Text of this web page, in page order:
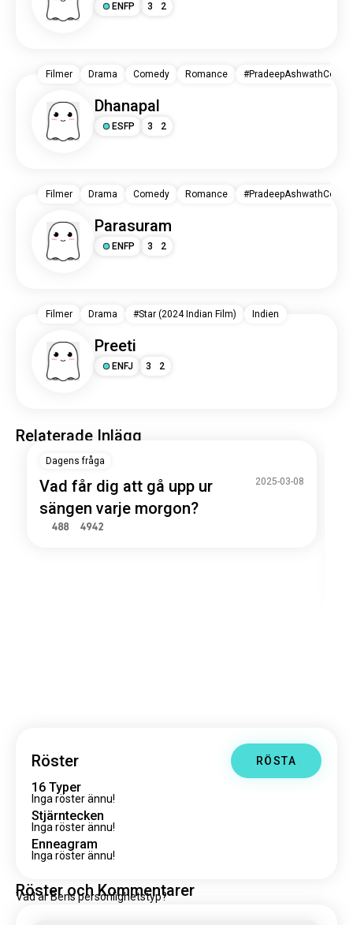
ENFP 3 2
Dhanapal
ESFP 3 2
Filmer Drama Comedy Romance
Parasuram
ENFP 3 2
Filmer Drama Comedy Romance
Preeti
ENFJ 3 2
Filmer Drama #Star (2024 Indian Film) Indien
Relaterade Inlägg
Dagens fråga
Vad får dig att gå upp ur
sängen varje morgon?
2025-03-08
488 4942
Röster RÖSTA
16 Typer
Inga röster ännu!
Stjärntecken
Inga röster ännu!
Enneagram
Inga röster ännu!
Röster och Kommentarer
Vad är Bens personlighetstyp?